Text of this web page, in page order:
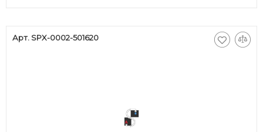
Арт. SPX-0002-501620